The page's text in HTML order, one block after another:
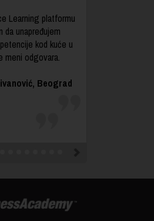
Learning platformu
da unapređujem
kod kuće u
meni odgovara.
Beograd